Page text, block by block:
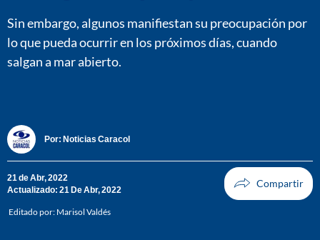
Sin embargo, algunos manifiestan su preocupación por
lo que pueda ocurrir en los próximos días, cuando
salgan a mar abierto.
Por: Noticias Caracol
21 de Abr, 2022
Actualizado: 21 De Abr, 2022
Editado por: Marisol Valdés